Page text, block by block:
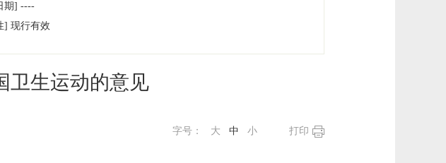
期] ----
] 现行有效
卫生运动的意见
打印
字号： 大 中 小